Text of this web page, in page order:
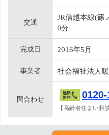
交通
JR信越本線(篠
0分
完成日 2016年5月
事業者 社会福祉法人
問合わせ
【高齢者住まい相